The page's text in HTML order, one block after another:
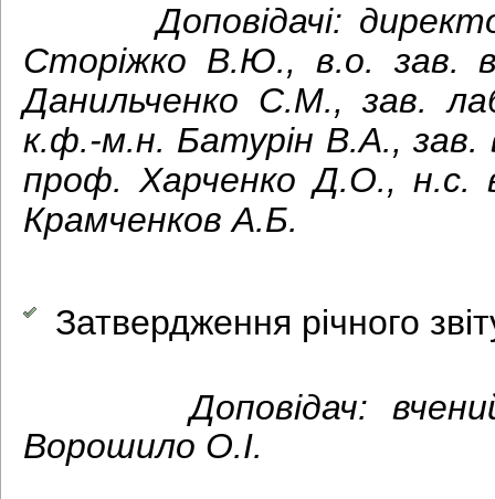
Доповідачі:
Сторіжко В.Ю., в.о. зав.
Данильченко С.М., зав.
к.ф.-м.н. Батурін В.А., зав.
проф. Харченко Д.О., н.с.
Крамченков А.Б.
Затвердження річного
Доповідач: вчений
Ворошило О.І.